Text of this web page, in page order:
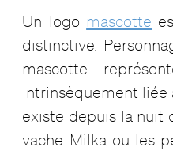
Un logo mascotte
distinctive.
mascotte
Intrinsèquement liée
existe depuis la nuit
vache Milka ou les